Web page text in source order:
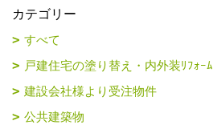
カテゴリー
すべて
戸建住宅の塗り替え・内外装ﾘﾌｫｰﾑ
建設会社様より受注物件
公共建築物